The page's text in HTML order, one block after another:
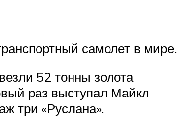
самолет в мире.
52 тонны золота
раз выступал Майкл
три «Руслана».